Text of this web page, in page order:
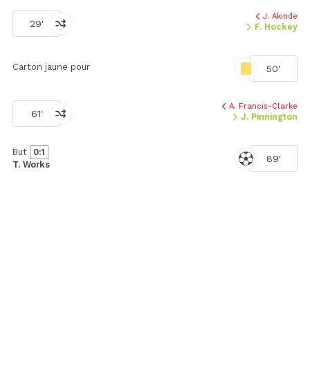
29'
J. Akinde
F. Hockey
50'
Carton jaune pour
61'
A. Francis-Clarke
J. Pinnington
89'
But
0:1
T. Works